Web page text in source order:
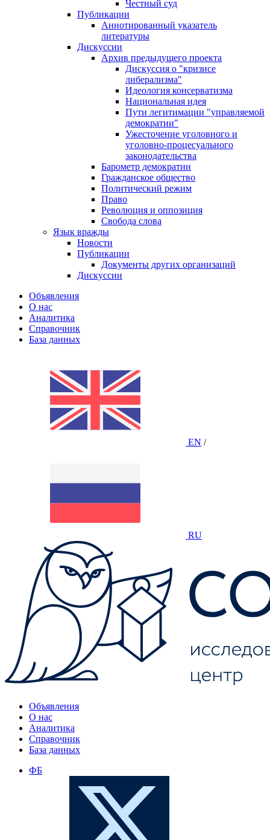
Честный суд
Публикации
Аннотированный указатель
литературы
Дискуссии
Архив предыдущего проекта
Дискуссия о "кризисе
либерализма"
Идеология консерватизма
Национальная идея
Пути легитимации "управляемой
демократии"
Ужесточение уголовного и
уголовно-процесуального
законодательства
Барометр демократии
Гражданское общество
Политический режим
Право
Революция и оппозиция
Свобода слова
Язык вражды
Новости
Публикации
Документы других организаций
Дискуссии
Объявления
О нас
Аналитика
Справочник
База данных
EN /
RU
Объявления
О нас
Аналитика
Справочник
База данных
ФБ